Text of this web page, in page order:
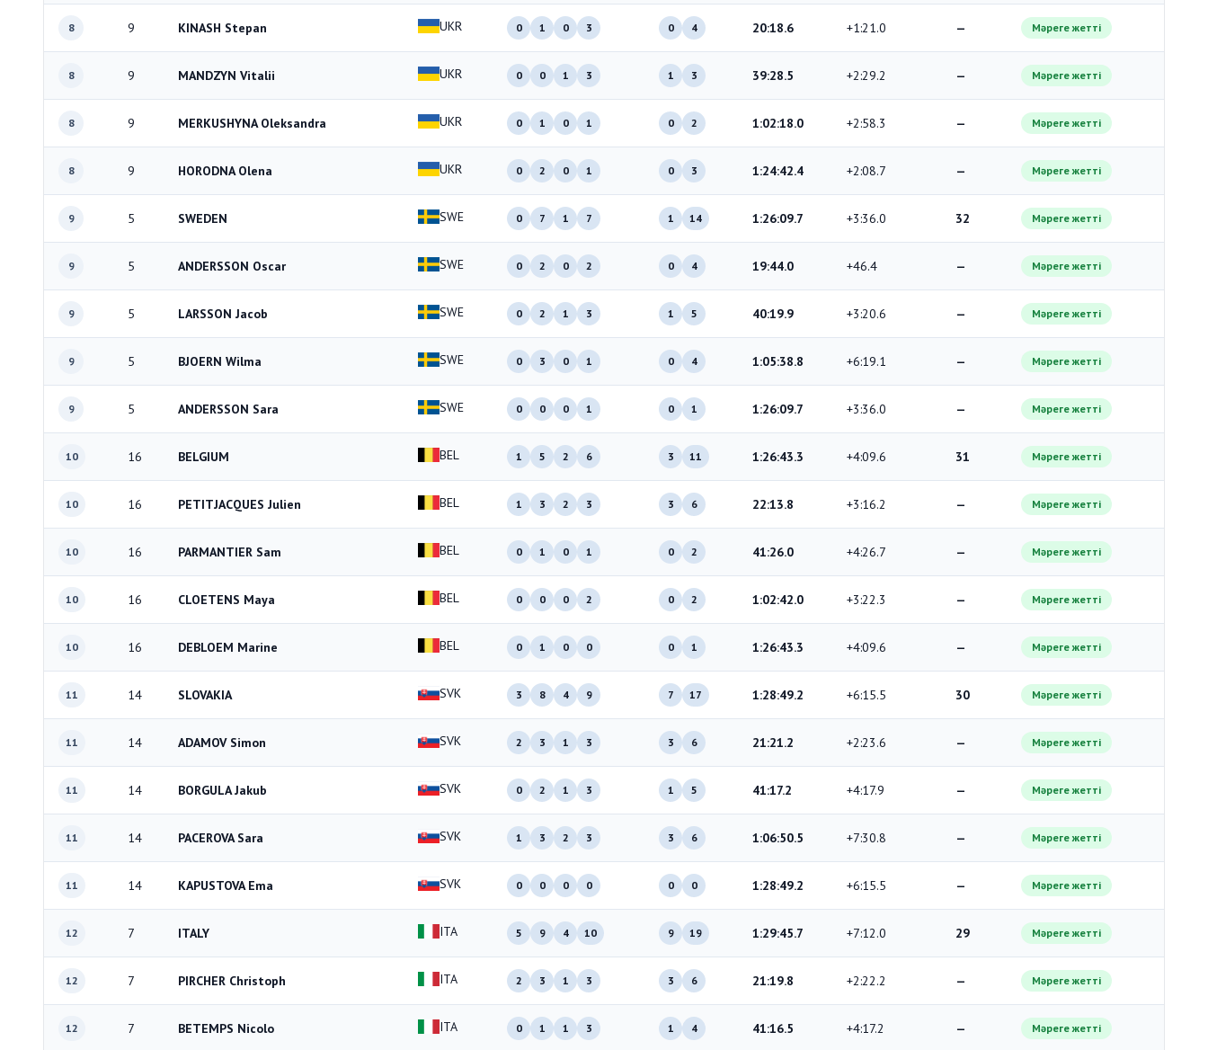
8 9 KINASH Stepan UKR 0 1 0 3 0 4 20:18.6 +1:21.0 — Мәреге жетті
8 9 MANDZYN Vitalii UKR 0 0 1 3 1 3 39:28.5 +2:29.2 — Мәреге жетті
8 9 MERKUSHYNA Oleksandra UKR 0 1 0 1 0 2 1:02:18.0 +2:58.3 — Мәреге жетті
8 9 HORODNA Olena UKR 0 2 0 1 0 3 1:24:42.4 +2:08.7 — Мәреге жетті
9 5 SWEDEN SWE 0 7 1 7 1 14 1:26:09.7 +3:36.0 32 Мәреге жетті
9 5 ANDERSSON Oscar SWE 0 2 0 2 0 4 19:44.0 +46.4 — Мәреге жетті
9 5 LARSSON Jacob SWE 0 2 1 3 1 5 40:19.9 +3:20.6 — Мәреге жетті
9 5 BJOERN Wilma SWE 0 3 0 1 0 4 1:05:38.8 +6:19.1 — Мәреге жетті
9 5 ANDERSSON Sara SWE 0 0 0 1 0 1 1:26:09.7 +3:36.0 — Мәреге жетті
10 16 BELGIUM BEL 1 5 2 6 3 11 1:26:43.3 +4:09.6 31 Мәреге жетті
10 16 PETITJACQUES Julien BEL 1 3 2 3 3 6 22:13.8 +3:16.2 — Мәреге жетті
10 16 PARMANTIER Sam BEL 0 1 0 1 0 2 41:26.0 +4:26.7 — Мәреге жетті
10 16 CLOETENS Maya BEL 0 0 0 2 0 2 1:02:42.0 +3:22.3 — Мәреге жетті
10 16 DEBLOEM Marine BEL 0 1 0 0 0 1 1:26:43.3 +4:09.6 — Мәреге жетті
11 14 SLOVAKIA SVK 3 8 4 9 7 17 1:28:49.2 +6:15.5 30 Мәреге жетті
11 14 ADAMOV Simon SVK 2 3 1 3 3 6 21:21.2 +2:23.6 — Мәреге жетті
11 14 BORGULA Jakub SVK 0 2 1 3 1 5 41:17.2 +4:17.9 — Мәреге жетті
11 14 PACEROVA Sara SVK 1 3 2 3 3 6 1:06:50.5 +7:30.8 — Мәреге жетті
11 14 KAPUSTOVA Ema SVK 0 0 0 0 0 0 1:28:49.2 +6:15.5 — Мәреге жетті
12 7 ITALY ITA 5 9 4 10 9 19 1:29:45.7 +7:12.0 29 Мәреге жетті
12 7 PIRCHER Christoph ITA 2 3 1 3 3 6 21:19.8 +2:22.2 — Мәреге жетті
12 7 BETEMPS Nicolo ITA 0 1 1 3 1 4 41:16.5 +4:17.2 — Мәреге жетті